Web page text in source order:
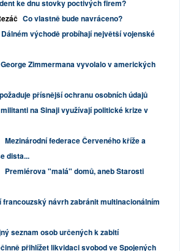
ke dnu stovky poctivých firem?
Co vlastně bude navráceno?
východě probíhají největší vojenské
Zimmermana vyvolalo v amerických
přísnější ochranu osobních údajů
na Sinaji využívají politické krize v
Mezinárodní federace Červeného kříže a
dista...
Premiérova "malá" domů, aneb Starosti
francouzský návrh zabránit multinacionálním
seznam osob určených k zabití
přihlížet likvidaci svobod ve Spojených